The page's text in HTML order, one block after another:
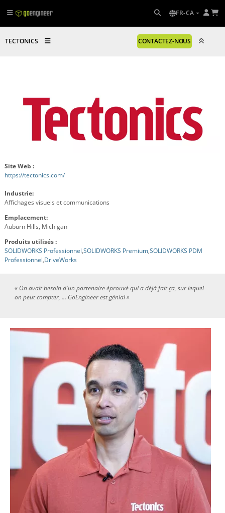
FR-CA
TECTONICS CONTACTEZ-NOUS
Site Web :
https://tectonics.com/
Industrie:
Affichages visuels et communications
Emplacement:
Auburn Hills, Michigan
Produits utilisés :
SOLIDWORKS Professionnel,SOLIDWORKS Premium,SOLIDWORKS PDM
Professionnel,DriveWorks
« On avait besoin d'un partenaire éprouvé qui a déjà fait ça, sur lequel
on peut compter, ... GoEngineer est génial »